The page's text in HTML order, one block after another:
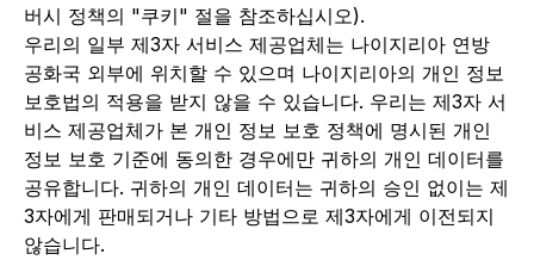
버시 정책의 "쿠키" 절을 참조하십시오).
우리의 일부 제3자 서비스 제공업체는 나이지리아 연방
공화국 외부에 위치할 수 있으며 나이지리아의 개인 정보
보호법의 적용을 받지 않을 수 있습니다. 우리는 제3자 서
비스 제공업체가 본 개인 정보 보호 정책에 명시된 개인
정보 보호 기준에 동의한 경우에만 귀하의 개인 데이터를
공유합니다. 귀하의 개인 데이터는 귀하의 승인 없이는 제
3자에게 판매되거나 기타 방법으로 제3자에게 이전되지
않습니다.